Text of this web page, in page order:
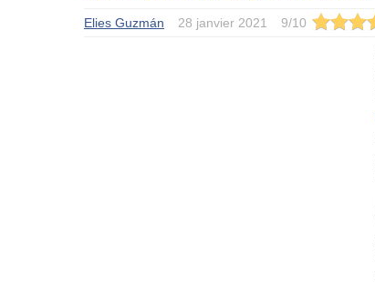
Elies Guzmán 28 janvier 2021 9/10